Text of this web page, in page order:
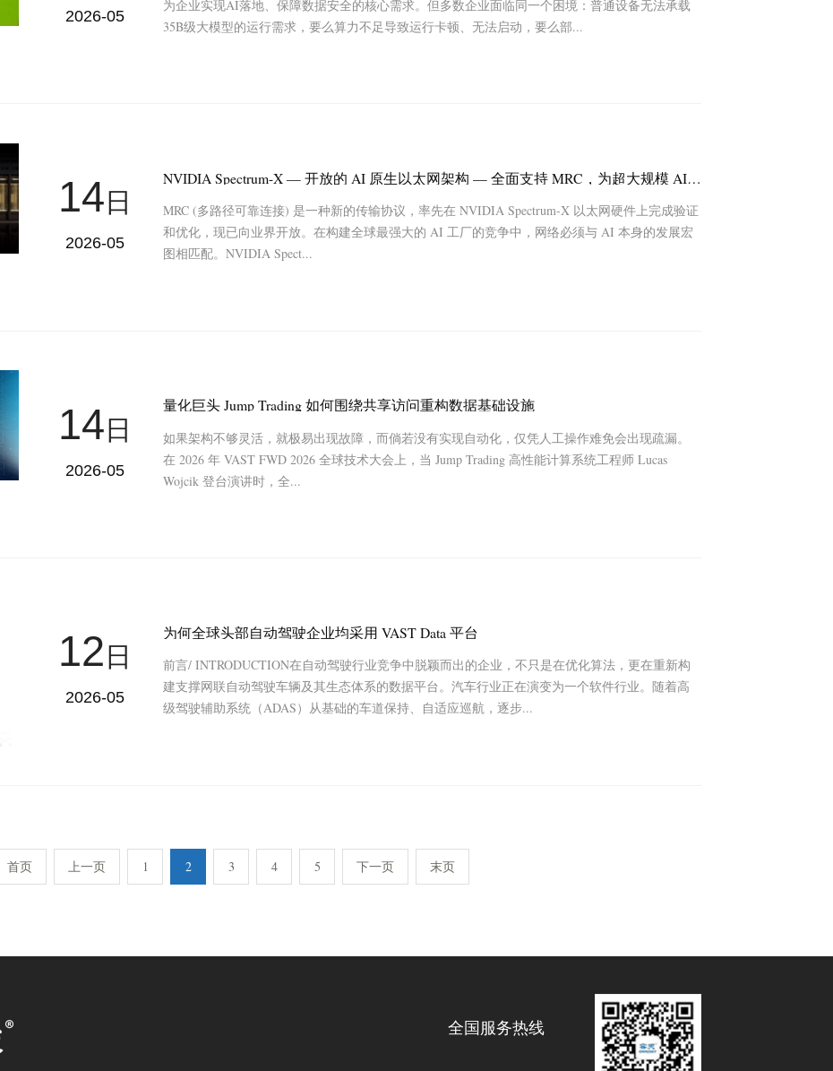
2026-05
为企业实现AI落地、保障数据安全的核心需求。但多数企业面临同一个困境：普通设备无法承载
35B级大模型的运行需求，要么算力不足导致运行卡顿、无法启动，要么部...
14 日
2026-05
NVIDIA Spectrum-X — 开放的 AI 原生以太网架构 — 全面支持 MRC，为超大规模 AI 设定新标准
MRC (多路径可靠连接) 是一种新的传输协议，率先在 NVIDIA Spectrum-X 以太网硬件上完成验证
和优化，现已向业界开放。在构建全球最强大的 AI 工厂的竞争中，网络必须与 AI 本身的发展宏
图相匹配。NVIDIA Spect...
14日
2026-05
量化巨头 Jump Trading 如何围绕共享访问重构数据基础设施
如果架构不够灵活，就极易出现故障，而倘若没有实现自动化，仅凭人工操作难免会出现疏漏。
在 2026 年 VAST FWD 2026 全球技术大会上，当 Jump Trading 高性能计算系统工程师 Lucas
Wojcik 登台演讲时，全...
12 日
2026-05
为何全球头部自动驾驶企业均采用 VAST Data 平台
前言/ INTRODUCTION在自动驾驶行业竞争中脱颖而出的企业，不只是在优化算法，更在重新构
建支撑网联自动驾驶车辆及其生态体系的数据平台。汽车行业正在演变为一个软件行业。随着高
级驾驶辅助系统（ADAS）从基础的车道保持、自适应巡航，逐步...
首页 上一页 1 2 3 4 5 下一页 末页
全国服务热线